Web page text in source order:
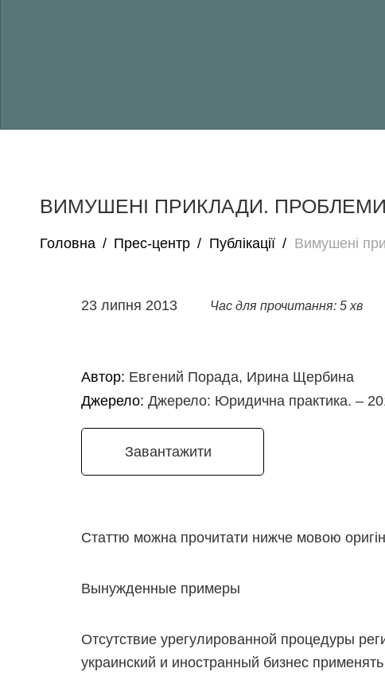
ВИМУШЕНІ ПРИКЛАДИ. ПРОБЛЕМИ
Головна / Прес-центр / Публікації / Вимушені
23 липня 2013 Час для прочитання: 5 хв
Автор: Евгений Порада, Ирина Щербина
Джерело: Джерело: Юридична практика. –
Завантажити
Статтю можна прочитати нижче мовою
Вынужденные примеры
Отсутствие урегулированной процедуры
украинский и иностранный бизнес